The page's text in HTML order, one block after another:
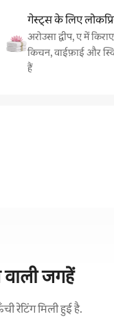
गेस्ट्स के लिए
अरोउसा द्वीप, ए में
किचन, वाईफ़ाई और
हैं
वाली जगहें
रेटिंग मिली हुई है.